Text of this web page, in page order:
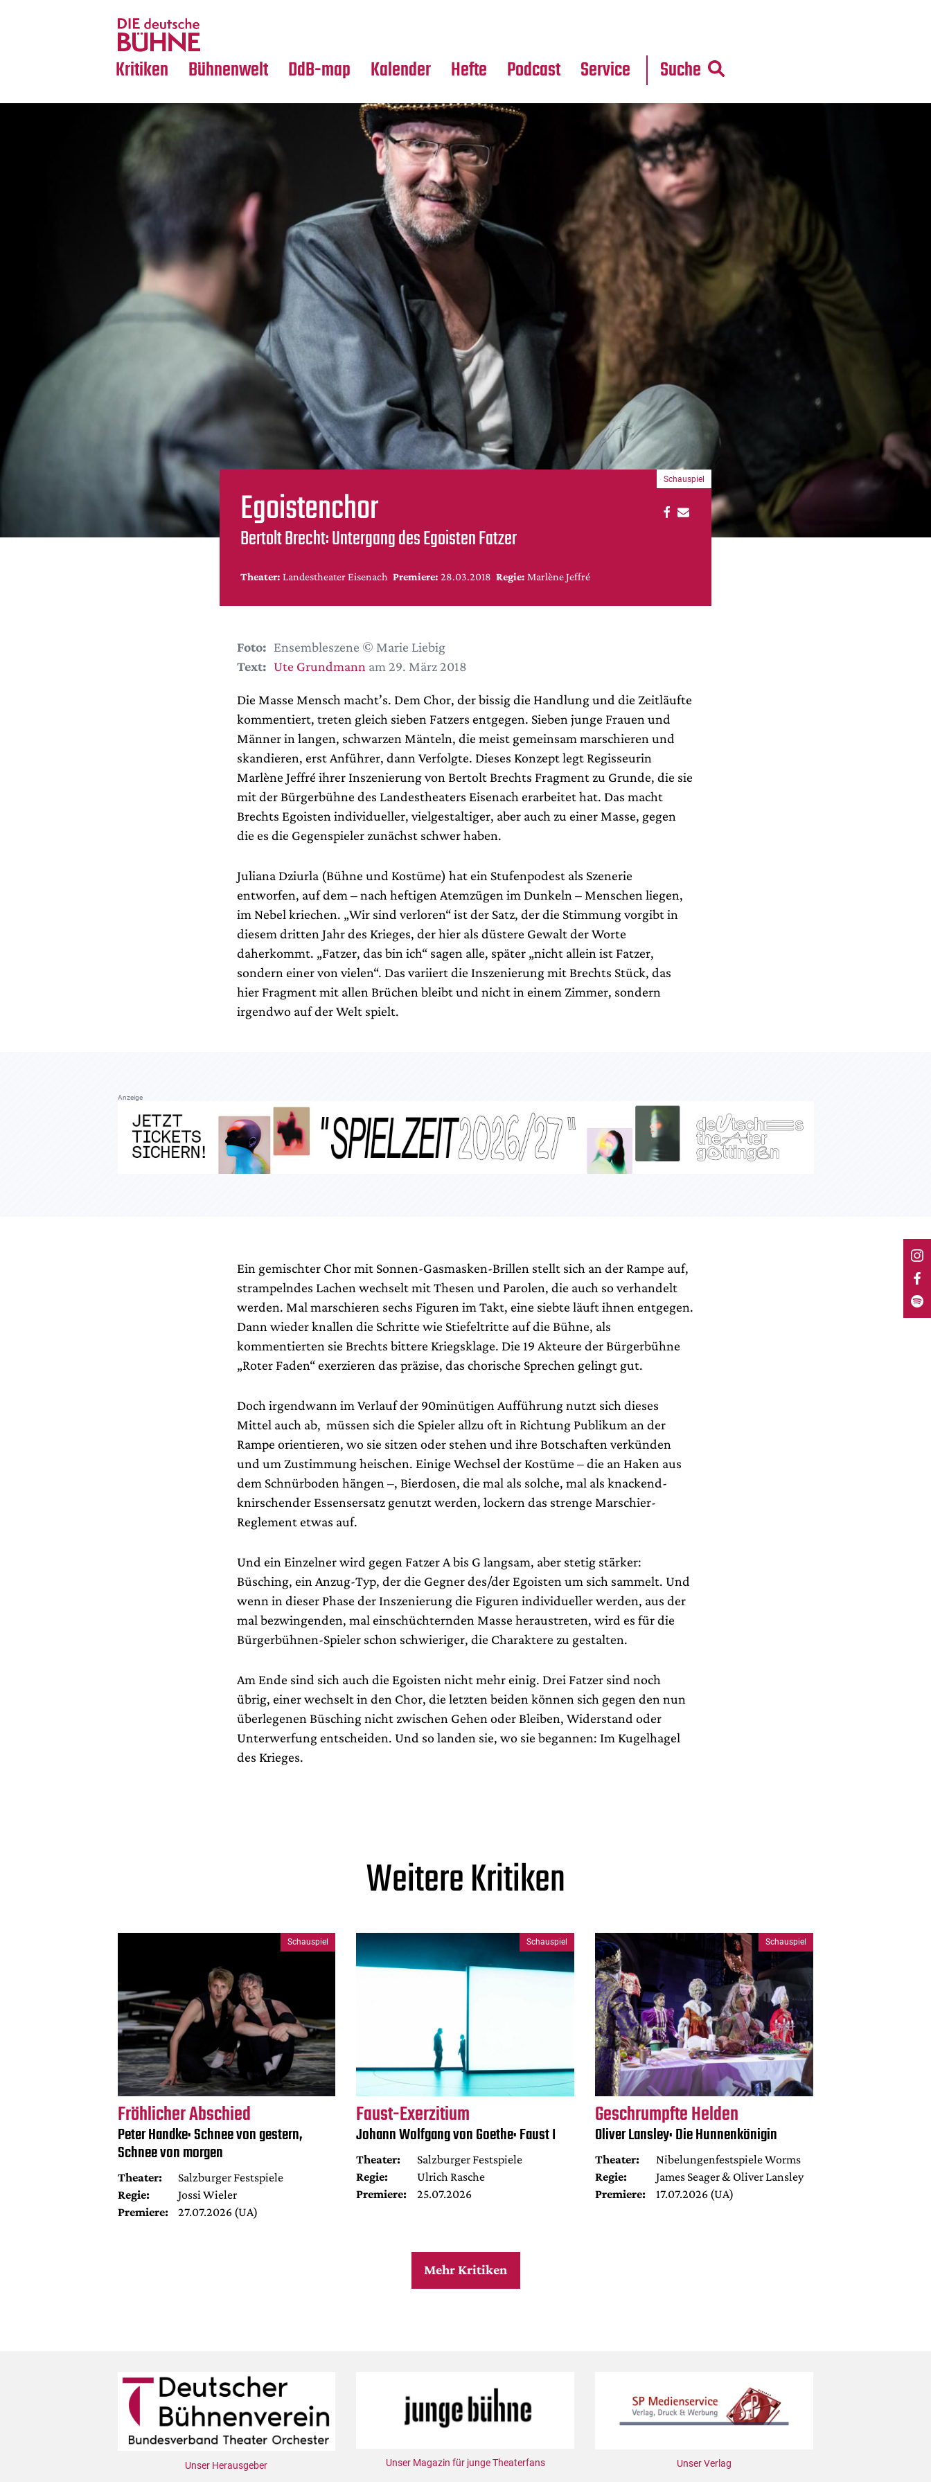
Kritiken
Crossover
Bühnenwelt
Medientipps
DdB-map Kalender Hefte Podcast Service Suche
Egoistenchor
Bertolt Brecht: Untergang des Egoisten Fatzer
Theater: Landestheater Eisenach Premiere: 28.03.2018 Regie: Marlène Jeffré
Schauspiel
Foto: Ensembleszene © Marie Liebig
Text: Ute Grundmann am 29. März 2018
Die Masse Mensch macht’s. Dem Chor, der bissig die Handlung und die Zeitläufte
kommentiert, treten gleich sieben Fatzers entgegen. Sieben junge Frauen und
Männer in langen, schwarzen Mänteln, die meist gemeinsam marschieren und
skandieren, erst Anführer, dann Verfolgte. Dieses Konzept legt Regisseurin
Marlène Jeffré ihrer Inszenierung von Bertolt Brechts Fragment zu Grunde, die sie
mit der Bürgerbühne des Landestheaters Eisenach erarbeitet hat. Das macht
Brechts Egoisten individueller, vielgestaltiger, aber auch zu einer Masse, gegen
die es die Gegenspieler zunächst schwer haben.
Juliana Dziurla (Bühne und Kostüme) hat ein Stufenpodest als Szenerie
entworfen, auf dem – nach heftigen Atemzügen im Dunkeln – Menschen liegen,
im Nebel kriechen. „Wir sind verloren“ ist der Satz, der die Stimmung vorgibt in
diesem dritten Jahr des Krieges, der hier als düstere Gewalt der Worte
daherkommt. „Fatzer, das bin ich“ sagen alle, später „nicht allein ist Fatzer,
sondern einer von vielen“. Das variiert die Inszenierung mit Brechts Stück, das
hier Fragment mit allen Brüchen bleibt und nicht in einem Zimmer, sondern
irgendwo auf der Welt spielt.
Anzeige
Ein gemischter Chor mit Sonnen-Gasmasken-Brillen stellt sich an der Rampe auf,
strampelndes Lachen wechselt mit Thesen und Parolen, die auch so verhandelt
werden. Mal marschieren sechs Figuren im Takt, eine siebte läuft ihnen entgegen.
Dann wieder knallen die Schritte wie Stiefeltritte auf die Bühne, als
kommentierten sie Brechts bittere Kriegsklage. Die 19 Akteure der Bürgerbühne
„Roter Faden“ exerzieren das präzise, das chorische Sprechen gelingt gut.
Doch irgendwann im Verlauf der 90minütigen Aufführung nutzt sich dieses
Mittel auch ab, müssen sich die Spieler allzu oft in Richtung Publikum an der
Rampe orientieren, wo sie sitzen oder stehen und ihre Botschaften verkünden
und um Zustimmung heischen. Einige Wechsel der Kostüme – die an Haken aus
dem Schnürboden hängen –, Bierdosen, die mal als solche, mal als knackend-
knirschender Essensersatz genutzt werden, lockern das strenge Marschier-
Reglement etwas auf.
Und ein Einzelner wird gegen Fatzer A bis G langsam, aber stetig stärker:
Büsching, ein Anzug-Typ, der die Gegner des/der Egoisten um sich sammelt. Und
wenn in dieser Phase der Inszenierung die Figuren individueller werden, aus der
mal bezwingenden, mal einschüchternden Masse heraustreten, wird es für die
Bürgerbühnen-Spieler schon schwieriger, die Charaktere zu gestalten.
Am Ende sind sich auch die Egoisten nicht mehr einig. Drei Fatzer sind noch
übrig, einer wechselt in den Chor, die letzten beiden können sich gegen den nun
überlegenen Büsching nicht zwischen Gehen oder Bleiben, Widerstand oder
Unterwerfung entscheiden. Und so landen sie, wo sie begannen: Im Kugelhagel
des Krieges.
Weitere Kritiken
Schauspiel
Fröhlicher Abschied
Peter Handke: Schnee von gestern,
Schnee von morgen
Theater:
Salzburger Festspiele
Regie:
Jossi Wieler
Premiere:
27.07.2026 (UA)
Schauspiel
Faust-Exerzitium
Johann Wolfgang von Goethe: Faust I
Theater:
Salzburger Festspiele
Regie:
Ulrich Rasche
Premiere:
25.07.2026
Schauspiel
Geschrumpfte Helden
Oliver Lansley: Die Hunnenkönigin
Theater:
Nibelungenfestspiele Worms
Regie:
James Seager & Oliver Lansley
Premiere:
17.07.2026 (UA)
Mehr Kritiken
Unser Herausgeber Unser Magazin für junge Theaterfans Unser Verlag